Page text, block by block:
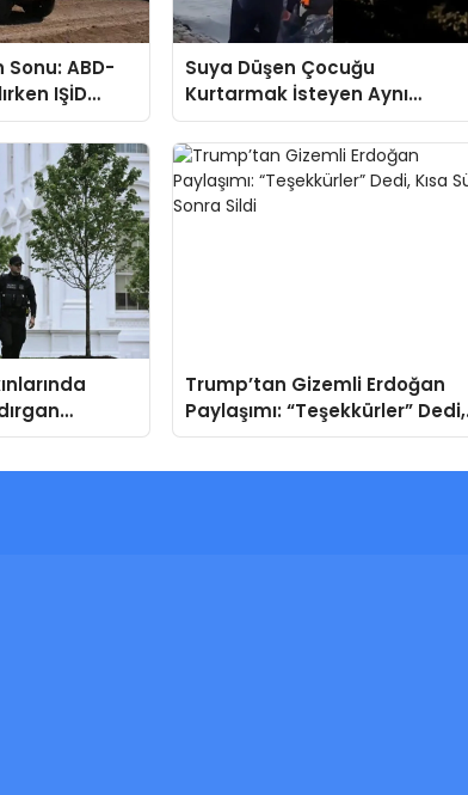
Sonu: ABD-
IŞİD
Suya Düşen Çocuğu
Kurtarmak İsteyen Aynı
Aileden 7 Kişi Boğuldu
Trump’tan Gizemli Erdoğan
Paylaşımı: “Teşekkürler” Dedi,
Kısa Süre Sonra Sildi